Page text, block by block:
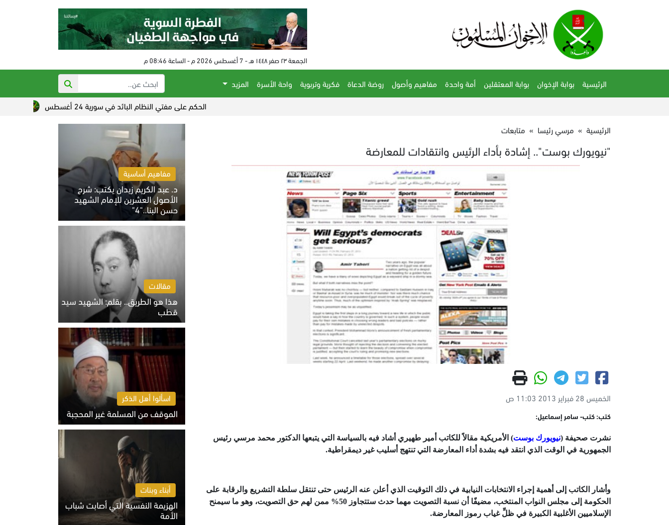
الجمعة ٢٣ صفر ١٤٤٨ هـ - 7 أغسطس 2026 م - الساعة 08:46 م
الرئيسية بوابة الإخوان بوابة المعتقلين أمة واحدة مفاهيم وأصول روضة الدعاة فكرية وتربوية واحة الأسرة
المزيد
الحكم على مفتي النظام البائد في سورية 24 أغسطس
تصاعد القلق
الرئيسية » مرسي رئيسا » متابعات
"نيويورك بوست".. إشادة بأداء الرئيس وانتقادات للمعارضة
الخميس 28 فبراير 2013 11:03 ص
كتب: كتب- سامر إسماعيل:
نشرت صحيفة (نيويورك بوست) الأمريكية مقالاً للكاتب أمير طهيري أشاد فيه بالسياسة التي يتبعها الدكتور محمد مرسي رئيس
الجمهورية في الوقت الذي انتقد فيه بشدة أداء المعارضة التي تنتهج أسليب غير ديمقراطية.
وأشار الكاتب إلى أهمية إجراء الانتخابات النيابية في ذلك التوقيت الذي أعلن عنه الرئيس حتى تنتقل سلطة التشريع والرقابة على
الحكومة إلى مجلس النواب المنتخب، مضيفًا أن نسبة التصويت مهما حدث ستتجاوز 50% ممن لهم حق التصويت، وهو ما سيمنح
الإسلاميين الأغلبية الكبيرة في ظلِّ غياب رموز المعارضة.
مفاهيم أساسية
د. عبد الكريم زيدان يكتب: شرح
الأصول العشرين للإمام الشهيد
حسن البنا.."4"
الخميس 6 أغسطس 2026 10:27 ص
مقالات
هذا هو الطريق.. بقلم: الشهيد سيد
قطب
الخميس 6 أغسطس 2026 10:52 ص
اسألوا أهل الذكر
الموقف من المسلمة غير المحجبة
الخميس 6 أغسطس 2026 10:45 ص
أبناء وبنات
الهزيمة النفسية التي أصابت شباب
الأمة